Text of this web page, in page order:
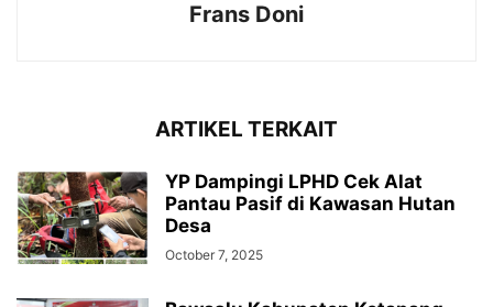
Frans Doni
ARTIKEL TERKAIT
YP Dampingi LPHD Cek Alat
Pantau Pasif di Kawasan Hutan
Desa
October 7, 2025